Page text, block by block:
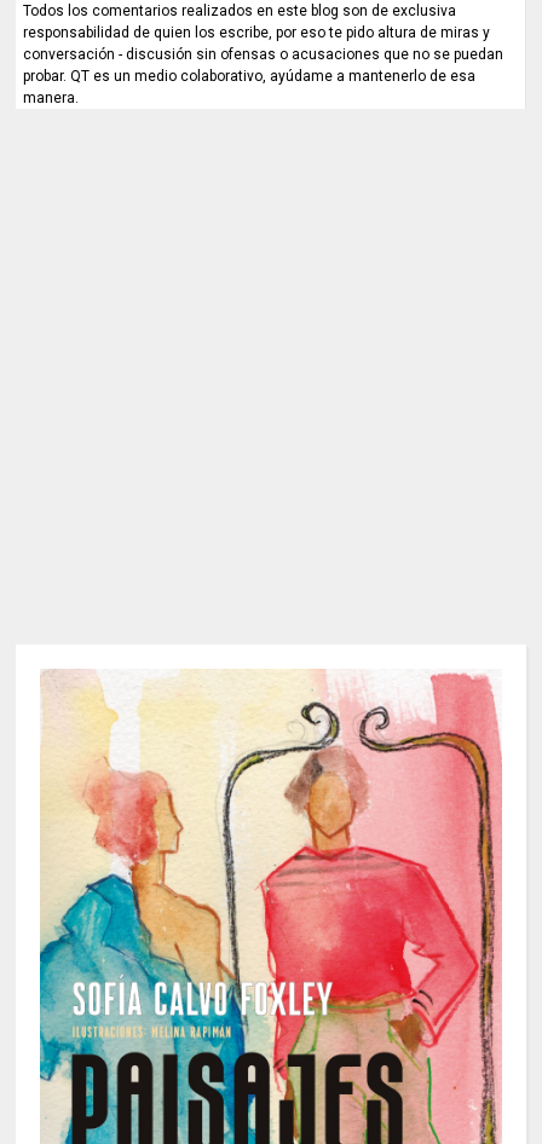
Todos los comentarios realizados en este blog son de exclusiva
responsabilidad de quien los escribe, por eso te pido altura de miras y
conversación - discusión sin ofensas o acusaciones que no se puedan
probar. QT es un medio colaborativo, ayúdame a mantenerlo de esa
manera.